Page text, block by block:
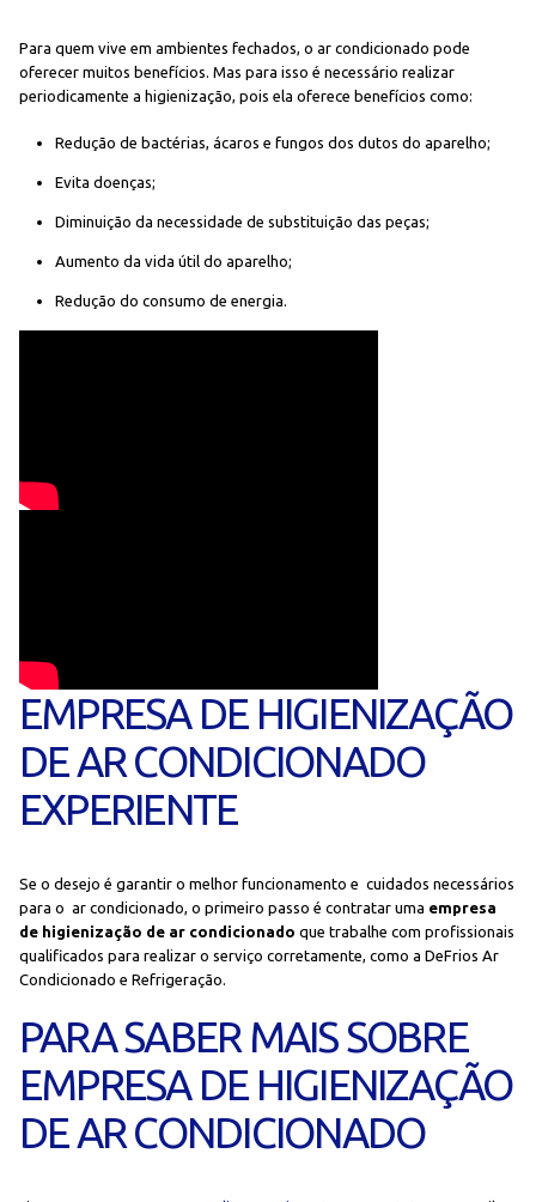
Para quem vive em ambientes fechados, o ar condicionado pode
oferecer muitos benefícios. Mas para isso é necessário realizar
periodicamente a higienização, pois ela oferece benefícios como:
Redução de bactérias, ácaros e fungos dos dutos do aparelho;
Evita doenças;
Diminuição da necessidade de substituição das peças;
Aumento da vida útil do aparelho;
Redução do consumo de energia.
EMPRESA DE HIGIENIZAÇÃO
DE AR CONDICIONADO
EXPERIENTE
Se o desejo é garantir o melhor funcionamento e cuidados necessários
para o ar condicionado, o primeiro passo é contratar uma empresa
de higienização de ar condicionado que trabalhe com profissionais
qualificados para realizar o serviço corretamente, como a DeFrios Ar
Condicionado e Refrigeração.
PARA SABER MAIS SOBRE
EMPRESA DE HIGIENIZAÇÃO
DE AR CONDICIONADO